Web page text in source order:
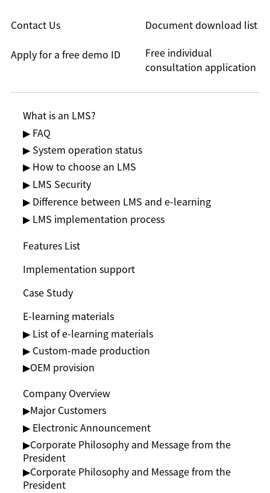
Free individual
consultation application
Apply for a free demo ID
Document download list
Contact Us
What is an LMS?
▶ FAQ
▶ System operation status
▶ LMS Security
▶ How to choose an LMS
▶ LMS implementation process
▶ Difference between LMS and e-learning
Features List
Implementation support
Case Study
E-learning materials
▶ List of e-learning materials
▶ Custom-made production
▶︎OEM provision
Company Overview
▶︎Major Customers
▶ Electronic Announcement
▶︎Corporate Philosophy and Message from the
President
▶︎Corporate Philosophy and Message from the
President